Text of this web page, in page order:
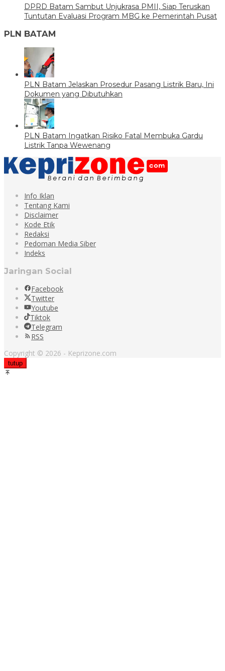
DPRD Batam Sambut Unjukrasa PMII, Siap Teruskan
Tuntutan Evaluasi Program MBG ke Pemerintah Pusat
PLN BATAM
PLN Batam Jelaskan Prosedur Pasang Listrik Baru, Ini
Dokumen yang Dibutuhkan
PLN Batam Ingatkan Risiko Fatal Membuka Gardu
Listrik Tanpa Wewenang
Info Iklan
Tentang Kami
Disclaimer
Kode Etik
Redaksi
Pedoman Media Siber
Indeks
Jaringan Social
Facebook
Twitter
Youtube
Tiktok
Telegram
RSS
Copyright © 2026 - Keprizone.com
tutup